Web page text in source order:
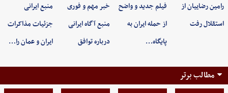
رامین رضاییان از
استقلال رفت
فیلم جدید و واضح
از حمله ایران به
پایگاه…
خبر مهم و فوری
منبع آگاه ایرانی
درباره توافق
منبع ایرانی
جزئیات مذاکرات
ایران و عمان را…
مطالب برتر